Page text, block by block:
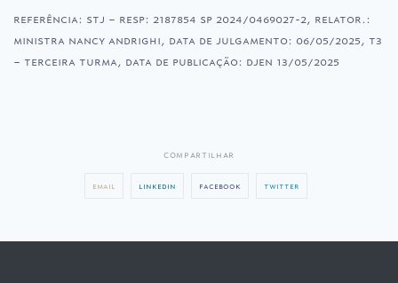
referência: stj – resp: 2187854 sp 2024/0469027-2, relator.:
ministra nancy andrighi, data de julgamento: 06/05/2025, t3
– terceira turma, data de publicação: djen 13/05/2025
compartilhar
email linkedin facebook twitter